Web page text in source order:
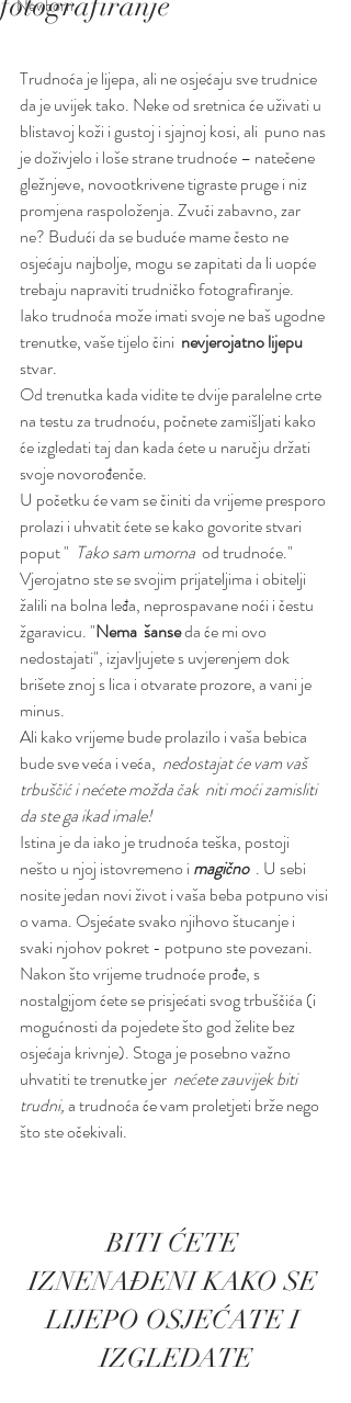
Newborn
Trudnoća je lijepa, ali ne osjećaju sve trudnice
da je uvijek tako. Neke od sretnica će uživati u
blistavoj koži i gustoj i sjajnoj kosi, ali  puno nas
je doživjelo i loše strane trudnoće – natečene
gležnjeve, novootkrivene tigraste pruge i niz
promjena raspoloženja. Zvuči zabavno, zar
ne? Budući da se buduće mame često ne
osjećaju najbolje, mogu se zapitati da li uopće
trebaju napraviti trudničko fotografiranje.
Iako trudnoća može imati svoje ne baš ugodne
trenutke, vaše tijelo čini nevjerojatno lijepu
stvar.
Od trenutka kada vidite te dvije paralelne crte
na testu za trudnoću, počnete zamišljati kako
će izgledati taj dan kada ćete u naručju držati
svoje novorođenče.
U početku će vam se činiti da vrijeme presporo
prolazi i uhvatit ćete se kako govorite stvari
poput " Tako sam umorna od trudnoće."
Vjerojatno ste se svojim prijateljima i obitelji
žalili na bolna leđa, neprospavane noći i čestu
žgaravicu. "Nema šanse da će mi ovo
nedostajati", izjavljujete s uvjerenjem dok
brišete znoj s lica i otvarate prozore, a vani je
minus.
Ali kako vrijeme bude prolazilo i vaša bebica
bude sve veća i veća, nedostajat će vam vaš
trbuščić i nećete možda čak  niti moći zamisliti
da ste ga ikad imale!
Istina je da iako je trudnoća teška, postoji
nešto u njoj istovremeno i magično . U sebi
nosite jedan novi život i vaša beba potpuno visi
o vama. Osjećate svako njihovo štucanje i
svaki njohov pokret - potpuno ste povezani.
Nakon što vrijeme trudnoće prođe, s
nostalgijom ćete se prisjećati svog trbuščića (i
mogućnosti da pojedete što god želite bez
osjećaja krivnje). Stoga je posebno važno
uhvatiti te trenutke jer nećete zauvijek biti
trudni, a trudnoća će vam proletjeti brže nego
što ste očekivali.
BITI ĆETE
IZNENAĐENI KAKO SE
LIJEPO OSJEĆATE I
IZGLEDATE